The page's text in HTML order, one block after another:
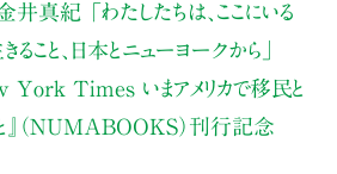
真紀 「わたしたちは、ここにいる
こと、日本とニューヨークから」
Times いまアメリカで移民と
と』（NUMABOOKS）刊行記念